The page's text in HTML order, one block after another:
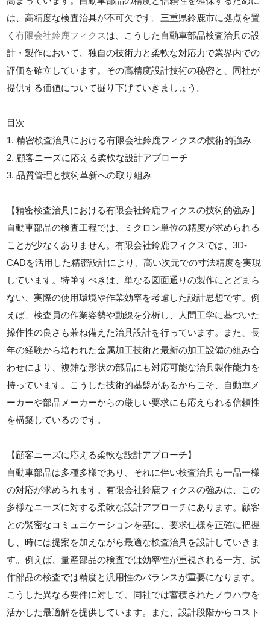
は、高精度な検査治具が不可欠です。三重県鈴鹿市に拠点を置
く有限会社鈴鹿フィクス は、こうした自動車部品検査治具の設
計・製作において、独自の技術力と柔軟な対応力で業界内での
評価を確立しています。その高精度設計技術の秘密と、同社が
提供する価値について掘り下げていきましょう。
目次
1. 精密検査治具における有限会社鈴鹿フィクスの技術的強み
2. 顧客ニーズに応える柔軟な設計アプローチ
3. 品質管理と技術革新への取り組み
【精密検査治具における有限会社鈴鹿フィクスの技術的強み】
自動車部品の検査工程では、ミクロン単位の精度が求められる
ことが少なくありません。有限会社鈴鹿フィクスでは、3D-
CADを活用した精密設計により、高い次元での寸法精度を実現
しています。特筆すべきは、単なる図面通りの製作にとどまら
ない、実際の使用環境や作業効率を考慮した設計思想です。例
えば、検査員の作業姿勢や動線を分析し、人間工学に基づいた
操作性の良さも兼ね備えた治具設計を行っています。また、長
年の経験から培われた金属加工技術と最新の加工設備の組み合
わせにより、複雑な形状の部品にも対応可能な治具製作能力を
持っています。こうした技術的基盤があるからこそ、自動車メ
ーカーや部品メーカーからの厳しい要求にも応えられる信頼性
を構築しているのです。
【顧客ニーズに応える柔軟な設計アプローチ】
自動車部品は多種多様であり、それに伴い検査治具も一品一様
の対応が求められます。有限会社鈴鹿フィクスの強みは、この
多様なニーズに対する柔軟な設計アプローチにあります。顧客
との緊密なコミュニケーションを基に、要求仕様を正確に把握
し、時には提案を加えながら最適な検査治具を設計していきま
す。例えば、量産部品の検査では効率性が重視される一方、試
作部品の検査では精度と汎用性のバランスが重要になります。
こうした異なる要件に対して、同社では蓄積されたノウハウを
活かした最適解を提供しています。また、設計段階からコスト